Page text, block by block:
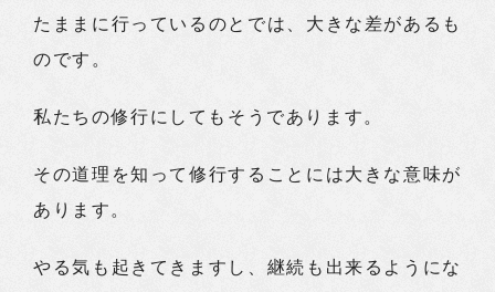
たままに行っているのとでは、大きな差があるも
のです。
私たちの修行にしてもそうであります。
その道理を知って修行することには大きな意味が
あります。
やる気も起きてきますし、継続も出来るようにな